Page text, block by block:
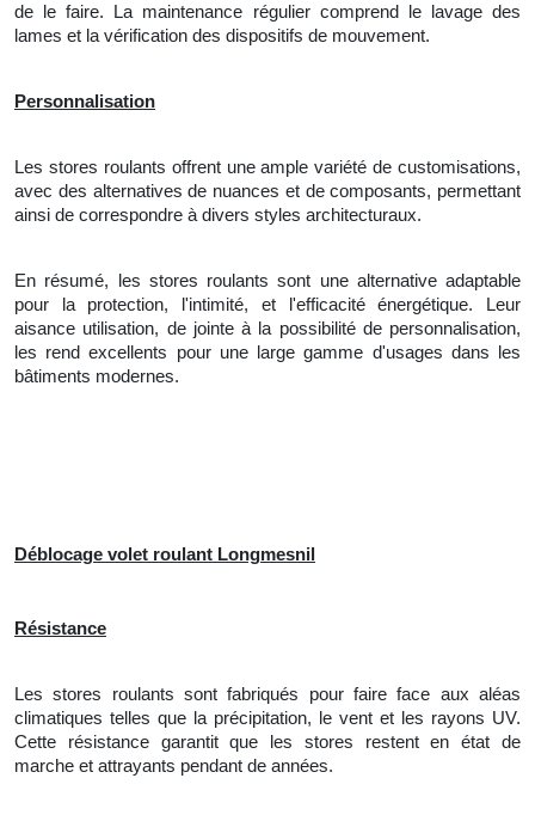
de le faire. La maintenance régulier comprend le lavage des
lames et la vérification des dispositifs de mouvement.
Personnalisation
Les stores roulants offrent une ample variété de customisations,
avec des alternatives de nuances et de composants, permettant
ainsi de correspondre à divers styles architecturaux.
En résumé, les stores roulants sont une alternative adaptable
pour la protection, l'intimité, et l'efficacité énergétique. Leur
aisance utilisation, de jointe à la possibilité de personnalisation,
les rend excellents pour une large gamme d'usages dans les
bâtiments modernes.
Déblocage volet roulant Longmesnil
Résistance
Les stores roulants sont fabriqués pour faire face aux aléas
climatiques telles que la précipitation, le vent et les rayons UV.
Cette résistance garantit que les stores restent en état de
marche et attrayants pendant de années.